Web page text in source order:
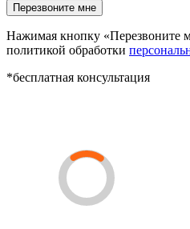
Перезвоните мне
Нажимая кнопку «Перезвоните
политикой обработки
*бесплатная консультация